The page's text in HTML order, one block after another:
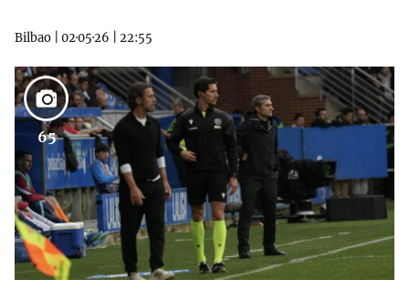
Bilbao 02·05·26 22:55
65